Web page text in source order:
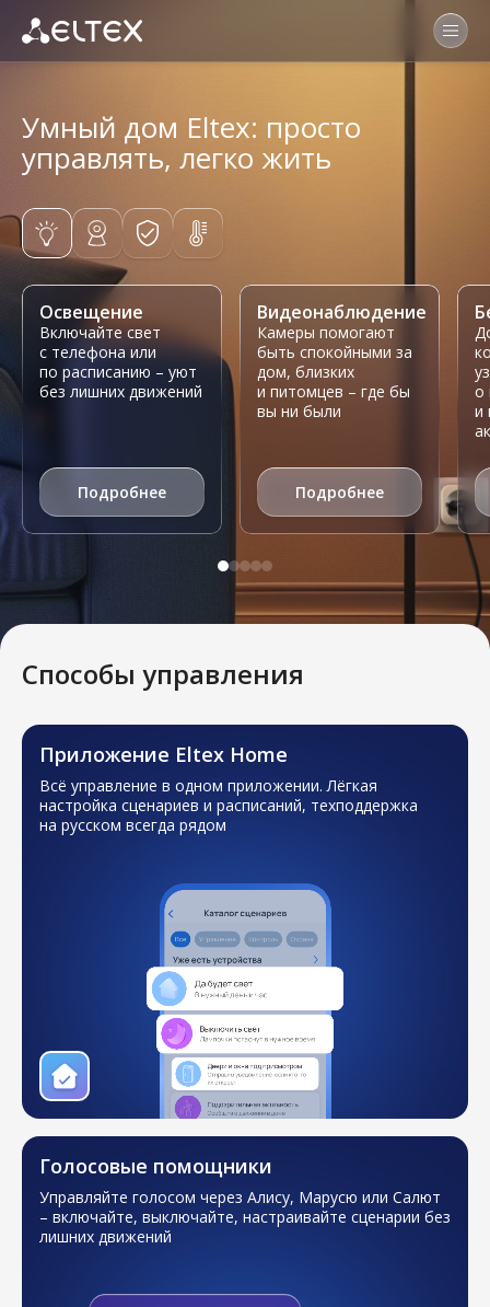
Умный дом Eltex: просто
управлять, легко жить
Освещение
Включайте свет
с телефона или
по расписанию – уют
без лишних движений
Подробнее
Видеонаблюдение
Камеры помогают
быть спокойными за
дом, близких
и питомцев – где бы
вы ни были
Подробнее
о
и
Способы управления
Приложение Eltex Home
Всё управление в одном приложении.Лёгкая
настройка сценариев и расписаний, техподдержка
на русском всегда рядом
Голосовые помощники
Управляйте голосом через Алису, Марусю или Салют
– включайте, выключайте, настраивайте сценарии без
лишних движений